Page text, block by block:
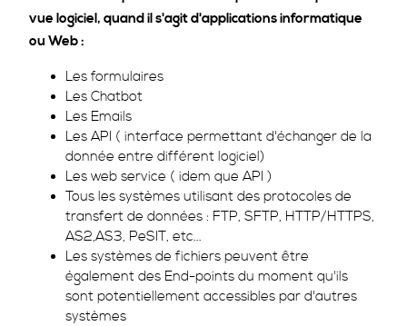
vue logiciel, quand il s'agit d'applications informatique
ou Web :
Les formulaires
Les Chatbot
Les Emails
Les API ( interface permettant d'échanger de la
donnée entre différent logiciel)
Les web service ( idem que API )
Tous les systèmes utilisant des protocoles de
transfert de données : FTP, SFTP, HTTP/HTTPS,
AS2,AS3, PeSIT, etc...
Les systèmes de fichiers peuvent être
également des End-points du moment qu'ils
sont potentiellement accessibles par d'autres
systèmes